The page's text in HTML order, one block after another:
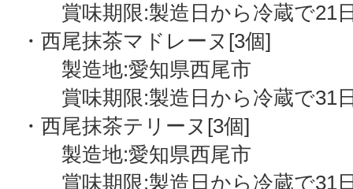
賞味期限:製造日から冷蔵で21
・西尾抹茶マドレーヌ[3個]
製造地:愛知県西尾市
賞味期限:製造日から冷蔵で31
・西尾抹茶テリーヌ[3個]
製造地:愛知県西尾市
賞味期限:製造日から冷蔵で31